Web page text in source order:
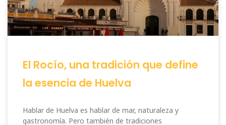
El Rocío, una tradición que define
la esencia de Huelva
Hablar de Huelva es hablar de mar, naturaleza y
gastronomía. Pero también de tradiciones